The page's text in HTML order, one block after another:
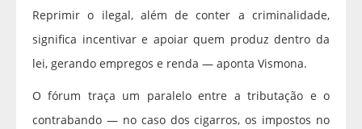
Reprimir o ilegal, além de conter a criminalidade,
significa incentivar e apoiar quem produz dentro da
lei, gerando empregos e renda — aponta Vismona.
O fórum traça um paralelo entre a tributação e o
contrabando — no caso dos cigarros, os impostos no